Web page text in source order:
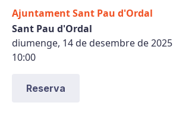
Ajuntament Sant Pau d'Ordal
Sant Pau d'Ordal
diumenge, 14 de desembre de 2025
10:00
Reserva